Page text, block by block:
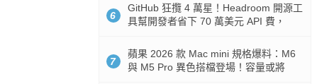
6
GitHub 狂攬 4 萬星！Headroom 開源工
具幫開發者省下 70 萬美元 API 費，
7
蘋果 2026 款 Mac mini 規格爆料：M6
與 M5 Pro 異色搭檔登場！容量或將